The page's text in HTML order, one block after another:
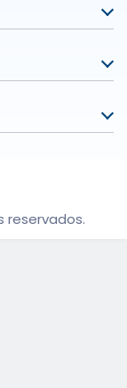
reservados.